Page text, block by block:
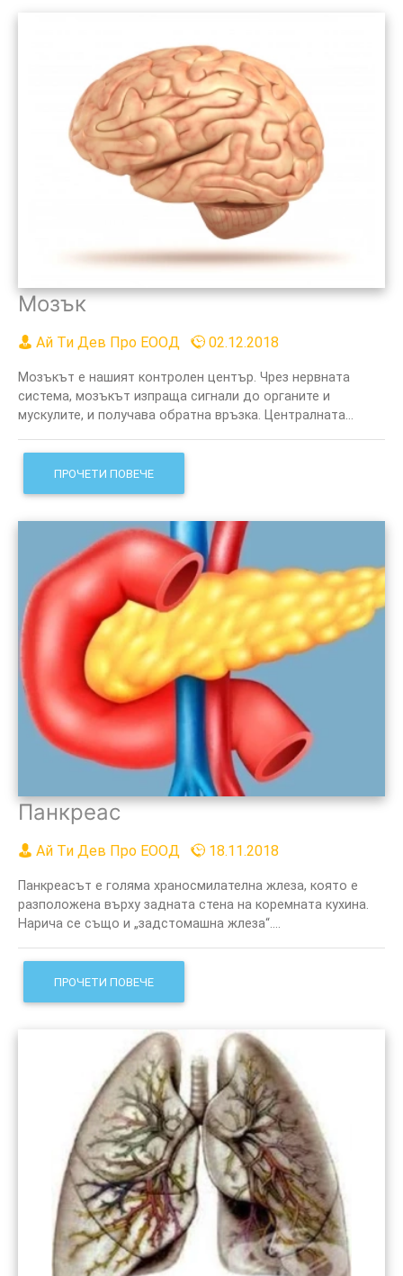
Мозък
Ай Ти Дев Про ЕООД 02.12.2018
Мозъкът е нашият контролен център. Чрез нервната
система, мозъкът изпраща сигнали до органите и
мускулите, и получава обратна връзка. Централната...
ПРОЧЕТИ ПОВЕЧЕ
Панкреас
Ай Ти Дев Про ЕООД 18.11.2018
Панкреасът е голяма храносмилателна жлеза, която е
разположена върху задната стена на коремната кухина.
Нарича се също и „задстомашна жлеза“....
ПРОЧЕТИ ПОВЕЧЕ